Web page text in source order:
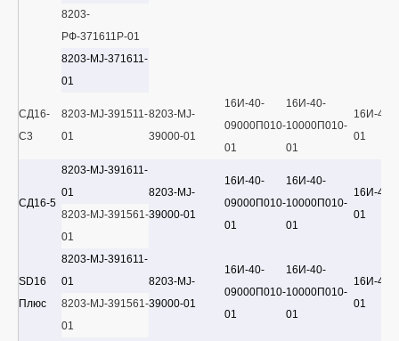
8203-
РФ-371611Р-01
8203-MJ-371611-
01
СД16-
С3
8203-MJ-391511-
01
8203-MJ-
39000-01
16И-40-
09000П010-
01
16И-40-
10000П010-
01
16И-40-
01
СД16-5
8203-MJ-391611-
01
8203-MJ-
39000-01
16И-40-
09000П010-
01
16И-40-
10000П010-
01
16И-40-
01
8203-MJ-391561-
01
SD16
Плюс
8203-MJ-391611-
01
8203-MJ-
39000-01
16И-40-
09000П010-
01
16И-40-
10000П010-
01
16И-40-
01
8203-MJ-391561-
01